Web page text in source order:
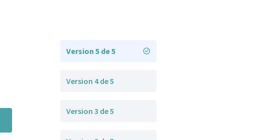
Version 5 de 5
Version 4 de 5
Version 3 de 5